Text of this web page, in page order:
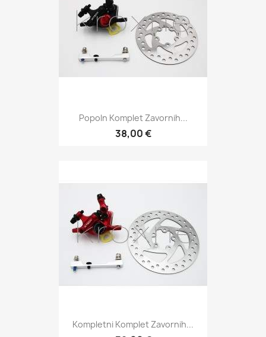
Popoln Komplet Zavornih...
38,00 €
Kompletni Komplet Zavornih...